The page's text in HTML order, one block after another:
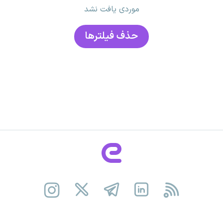
موردی یافت نشد
حذف فیلتر‌ها